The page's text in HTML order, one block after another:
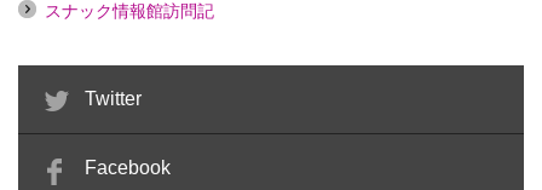
スナック情報館訪問記
Twitter
Facebook